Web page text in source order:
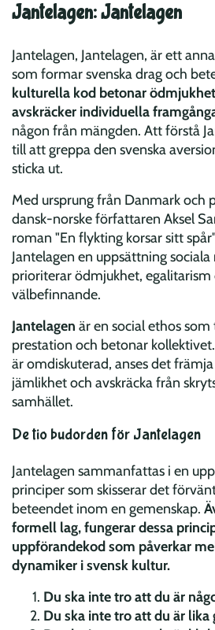
Jantelagen: Jantelagen
Jantelagen, Jantelagen, är ett
som formar svenska drag och
kulturella kod betonar
avskräcker individuella
någon från mängden. Att förstå
till att greppa den svenska
sticka ut.
Med ursprung från Danmark och
dansk-norske författaren Aksel
roman "En flykting korsar sitt
Jantelagen en uppsättning
prioriterar ödmjukhet,
välbefinnande.
Jantelagen är en social ethos
prestation och betonar
är omdiskuterad, anses det
jämlikhet och avskräcka från
samhället.
De tio budorden för Jantelagen
Jantelagen sammanfattas i en
principer som skisserar det
beteendet inom en gemenskap.
formell lag, fungerar dessa
uppförandekod som påverkar
dynamiker i svensk kultur.
Du ska inte tro att du är
Du ska inte tro att du är lika